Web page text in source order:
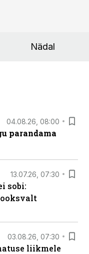
Nädal
04.08.26, 08:00
parandama
13.07.26, 07:30
sobi:
03.08.26, 07:30
liikmele